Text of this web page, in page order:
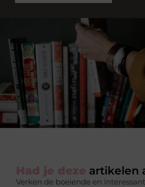
Had je deze artikelen
Verken de boeiende en